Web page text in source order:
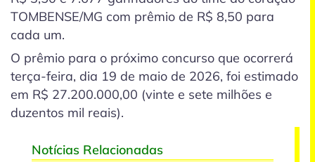
TOMBENSE/MG com prêmio de R$ 8,50 para
cada um.
O prêmio para o próximo concurso que ocorrerá
terça-feira, dia 19 de maio de 2026, foi estimado
em R$ 27.200.000,00 (vinte e sete milhões e
duzentos mil reais).
Notícias Relacionadas